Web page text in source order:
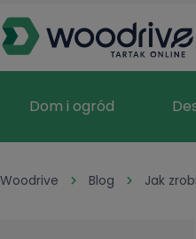
Dom i ogród
Woodrive Blog Jak